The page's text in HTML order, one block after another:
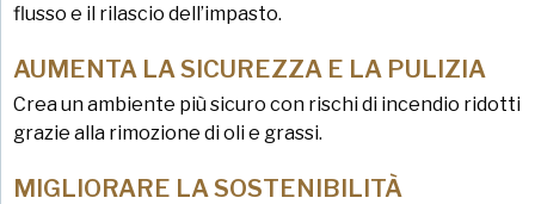
flusso e il rilascio dell’impasto.
AUMENTA LA SICUREZZA E LA PULIZIA
Crea un ambiente più sicuro con rischi di incendio ridotti
grazie alla rimozione di oli e grassi.
MIGLIORARE LA SOSTENIBILITÀ